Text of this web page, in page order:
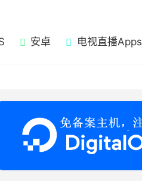
安卓 电视直播Apps